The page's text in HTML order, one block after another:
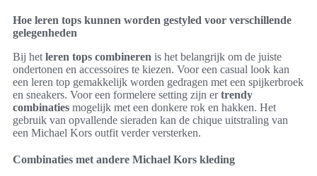
Hoe leren tops kunnen worden gestyled voor verschillende
gelegenheden
Bij het leren tops combineren is het belangrijk om de juiste
ondertonen en accessoires te kiezen. Voor een casual look kan
een leren top gemakkelijk worden gedragen met een spijkerbroek
en sneakers. Voor een formelere setting zijn ertrendy
combinaties mogelijk met een donkere rok en hakken. Het
gebruik van opvallende sieraden kan de chique uitstraling van
een Michael Kors outfit verder versterken.
Combinaties met andere Michael Kors kleding